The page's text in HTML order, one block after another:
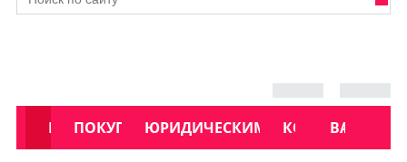
АКЦИИ
КАТАЛОГ
ПОКУПАТЕЛЯМЮРИДИЧЕСКИМ ЛИЦАМКОНТАКТЫ
УСЛУГИ